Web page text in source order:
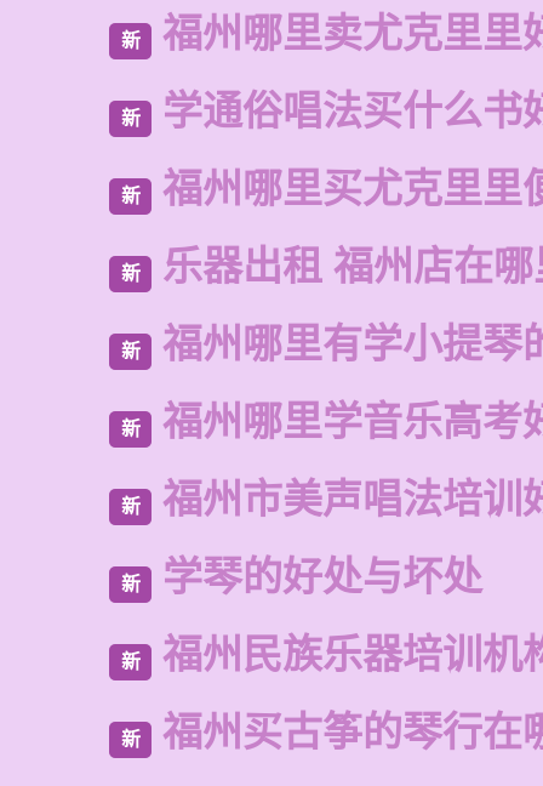
新 福州哪里卖尤克里里
新 学通俗唱法买什么书
新 福州哪里买尤克里里
新 乐器出租 福州店在
新 福州哪里有学小提琴
新 福州哪里学音乐高考
新 福州市美声唱法培训
新 学琴的好处与坏处
新 福州民族乐器培训机
新 福州买古筝的琴行在